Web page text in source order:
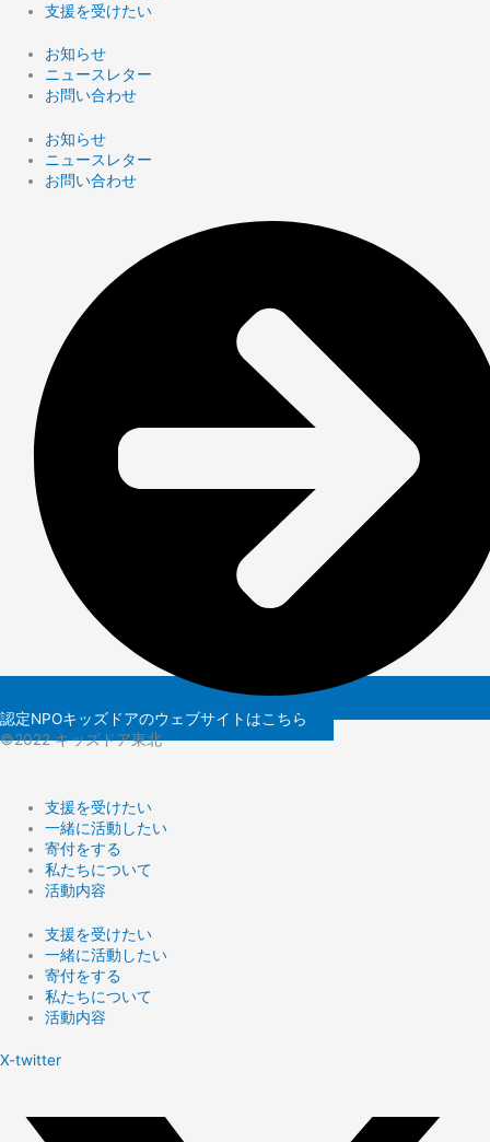
支援を受けたい
お知らせ
ニュースレター
お問い合わせ
お知らせ
ニュースレター
お問い合わせ
認定NPOキッズドアのウェブサイトはこちら
©️2022 キッズドア東北
支援を受けたい
一緒に活動したい
寄付をする
私たちについて
活動内容
支援を受けたい
一緒に活動したい
寄付をする
私たちについて
活動内容
X-twitter